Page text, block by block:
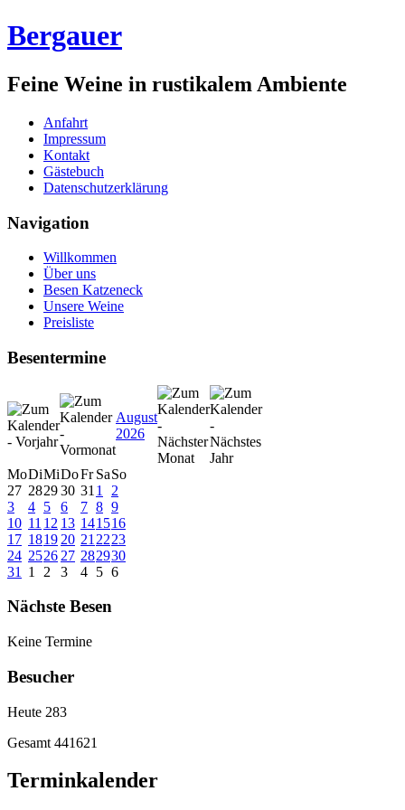
Bergauer
Feine Weine in rustikalem Ambiente
Anfahrt
Impressum
Kontakt
Gästebuch
Datenschutzerklärung
Navigation
Willkommen
Über uns
Besen Katzeneck
Unsere Weine
Preisliste
Besentermine
August
2026
MoDiMiDoFr SaSo
27 282930 31 1
2
3
4 5 6 7 8 9
10 11 12 13 141516
17 1819 20 21 2223
24 2526 27 282930
31
1 2 3 4 5 6
Nächste Besen
Keine Termine
Besucher
Heute 283
Gesamt 441621
Terminkalender